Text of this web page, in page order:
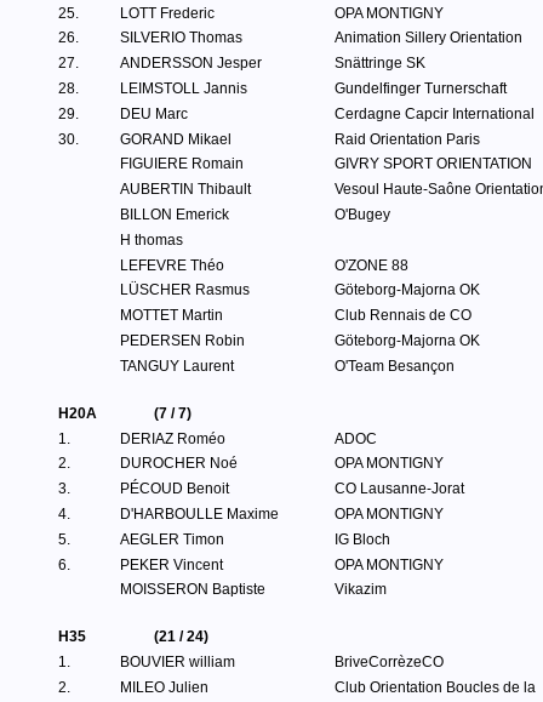
25.
LOTT Frederic
OPA MONTIGNY
26.
SILVERIO Thomas
Animation Sillery Orientation
27.
ANDERSSON Jesper
Snättringe SK
28.
LEIMSTOLL Jannis
Gundelfinger Turnerschaft
29.
DEU Marc
Cerdagne Capcir International
30.
GORAND Mikael
Raid Orientation Paris
FIGUIERE Romain
GIVRY SPORT ORIENTATION
AUBERTIN Thibault
Vesoul Haute-Saône
BILLON Emerick
O'Bugey
H thomas
LEFEVRE Théo
O'ZONE 88
LÜSCHER Rasmus
Göteborg-Majorna OK
MOTTET Martin
Club Rennais de CO
PEDERSEN Robin
Göteborg-Majorna OK
TANGUY Laurent
O'Team Besançon
H20A
(7 / 7)
1.
DERIAZ Roméo
ADOC
2.
DUROCHER Noé
OPA MONTIGNY
3.
PÉCOUD Benoit
CO Lausanne-Jorat
4.
D'HARBOULLE Maxime
OPA MONTIGNY
5.
AEGLER Timon
IG Bloch
6.
PEKER Vincent
OPA MONTIGNY
MOISSERON Baptiste
Vikazim
H35
(21 / 24)
1.
BOUVIER william
BriveCorrèzeCO
2.
MILEO Julien
Club Orientation Boucles de la